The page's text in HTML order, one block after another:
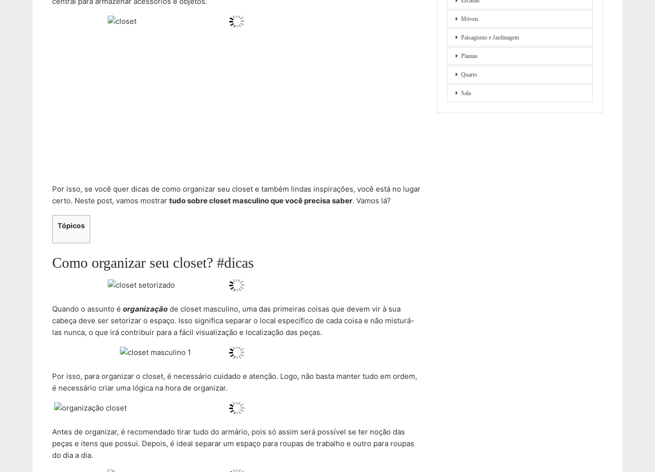
Por isso, se você quer dicas de como organizar seu closet e também lindas inspirações, você está no lugar
certo. Neste post, vamos mostrar tudo sobre closet masculino que você precisa saber. Vamos lá?
Tópicos
Como organizar seu closet? #dicas
Quando o assunto é organização de closet masculino, uma das primeiras coisas que devem vir à sua
cabeça deve ser setorizar o espaço. Isso significa separar o local específico de cada coisa e não misturá-
las nunca, o que irá contribuir para a fácil visualização e localização das peças.
Por isso, para organizar o closet, é necessário cuidado e atenção. Logo, não basta manter tudo em ordem,
é necessário criar uma lógica na hora de organizar.
Antes de organizar, é recomendado tirar tudo do armário, pois só assim será possível se ter noção das
peças e itens que possui. Depois, é ideal separar um espaço para roupas de trabalho e outro para roupas
do dia a dia.
Móveis
Paisagismo e Jardinagem
Plantas
Quarto
Sala